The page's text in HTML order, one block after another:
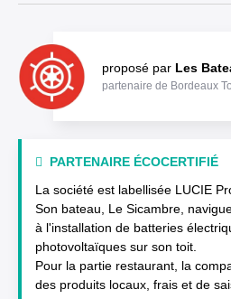
proposé par Les
partenaire de Bordeaux
PARTENAIRE ÉCOCERTIFIÉ
La société est labellisée LUCIE
Son bateau, Le Sicambre,
à l'installation de batteries
photovoltaïques sur son toit.
Pour la partie restaurant, la
des produits locaux, frais et de